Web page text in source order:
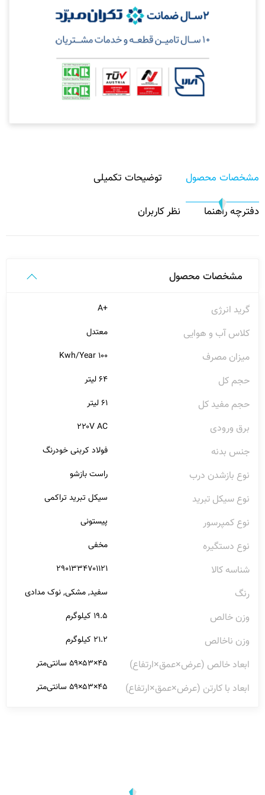
مشخصات محصول توضیحات تکمیلی
دفترچه راهنما نظر کاربران
مشخصات محصول
گرید انرژی +A
کلاس آب و هوایی معتدل
میزان مصرف ۱۰۰ Kwh/Year
حجم کل ۶۴ لیتر
حجم مفید کل ۶۱ لیتر
برق ورودی ۲۲۰V AC
جنس بدنه فولاد کربنی خودرنگ
نوع بازشدن درب راست بازشو
نوع سیکل تبرید سیکل تبرید تراکمی
نوع کمپرسور پیستونی
نوع دستگیره مخفی
شناسه کالا ۲۹۰۱۳۳۴۷۰۱۱۲۱
رنگ سفید, مشکی, نوک مدادی
وزن خالص ۱۹.۵ کیلوگرم
وزن ناخالص ۲۱.۲ کیلوگرم
ابعاد خالص (عرض×عمق×ارتفاع) ۴۵×۵۳×۵۹ سانتی‌متر
ابعاد با کارتن (عرض×عمق×ارتفاع) ۴۵×۵۳×۵۹ سانتی‌متر